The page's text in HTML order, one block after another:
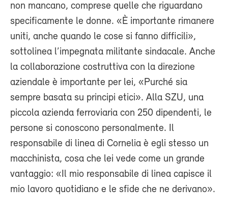
non mancano, comprese quelle che riguardano
specificamente le donne. «È importante rimanere
uniti, anche quando le cose si fanno difficili»,
sottolinea l’impegnata militante sindacale. Anche
la collaborazione costruttiva con la direzione
aziendale è importante per lei, «Purché sia
sempre basata su principi etici». Alla SZU, una
piccola azienda ferroviaria con 250 dipendenti, le
persone si conoscono personalmente. Il
responsabile di linea di Cornelia è egli stesso un
macchinista, cosa che lei vede come un grande
vantaggio: «Il mio responsabile di linea capisce il
mio lavoro quotidiano e le sfide che ne derivano».